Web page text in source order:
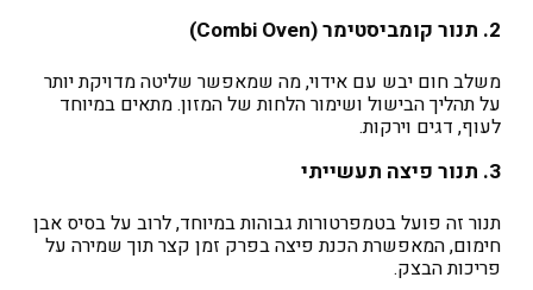
2. תנור קומביסטימר ( Combi Oven
)
משלב חום יבש עם אידוי, מה שמאפשר שליטה מדויקת יותר
על תהליך הבישול ושימור הלחות של המזון. מתאים במיוחד
לעוף, דגים וירקות.
3. תנור פיצה תעשייתי
תנור זה פועל בטמפרטורות גבוהות במיוחד, לרוב על בסיס אבן
חימום, המאפשרת הכנת פיצה בפרק זמן קצר תוך שמירה על
פריכות הבצק.